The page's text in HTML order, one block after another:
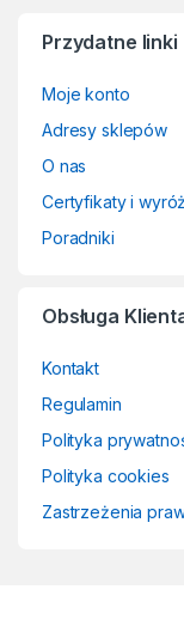
Przydatne linki
Moje konto
Adresy sklepów
O nas
Certyfikaty i
Poradniki
Obsługa
Kontakt
Regulamin
Polityka
Polityka cookies
Zastrzeżenia